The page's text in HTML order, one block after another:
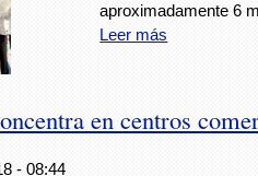
aproximadamente 6
Leer más
en centros
- 08:44